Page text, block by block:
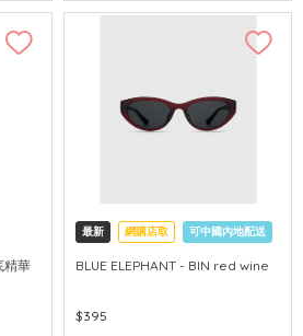
精華
最新 網購店取 可中國內地配送
BLUE ELEPHANT - BIN red wine
$395